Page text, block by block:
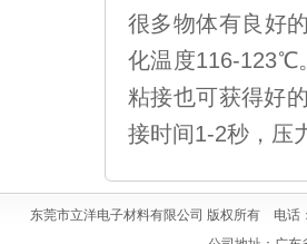
很多物体有良好
化温度116-123℃
粘接也可获得好
接时间1-2秒，压
东莞市立洋电子材料有限公司 版权所有 电